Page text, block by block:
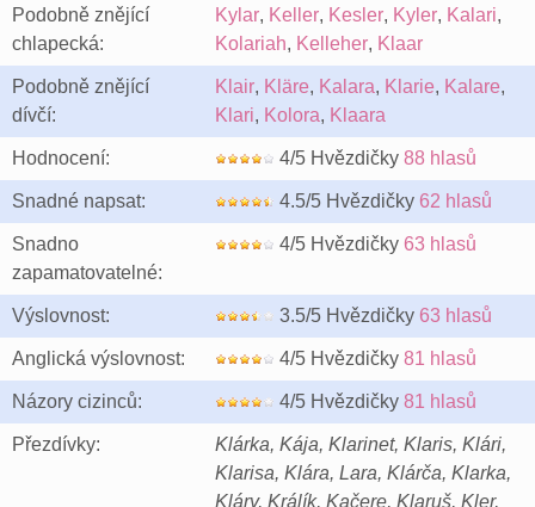
Podobně znějící
chlapecká:
Kylar, Keller, Kesler, Kyler, Kalari,
Kolariah, Kelleher, Klaar
Podobně znějící
dívčí:
Klair, Kläre, Kalara, Klarie, Kalare,
Klari, Kolora, Klaara
Hodnocení: 4/5 Hvězdičky 88 hlasů
Snadné napsat: 4.5/5 Hvězdičky 62 hlasů
Snadno
zapamatovatelné:
4/5 Hvězdičky 63 hlasů
Výslovnost: 3.5/5 Hvězdičky 63 hlasů
Anglická výslovnost: 4/5 Hvězdičky 81 hlasů
Názory cizinců: 4/5 Hvězdičky 81 hlasů
Přezdívky:
Klárka, Kája, Klarinet, Klaris, Klári,
Klarisa, Klára, Lara, Klárča, Klarka,
Kláry, Králík, Kačere, Klaruš, Kler,